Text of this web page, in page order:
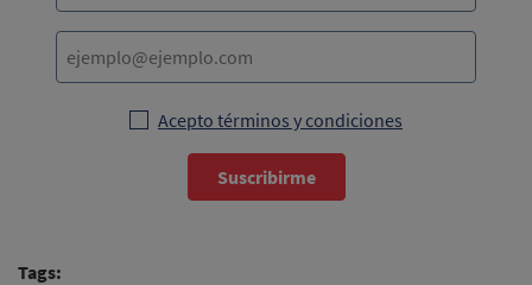
Acepto términos y condiciones
Suscribirme
Tags: